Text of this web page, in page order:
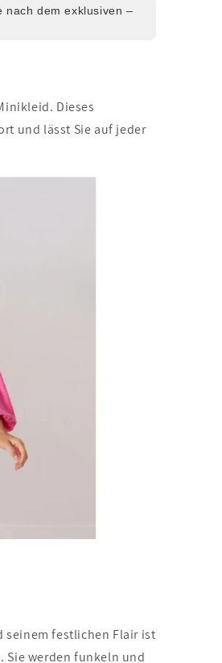
nach dem exklusiven –
Dieses
und lässt Sie auf jeder
seinem festlichen Flair ist
Sie werden funkeln und